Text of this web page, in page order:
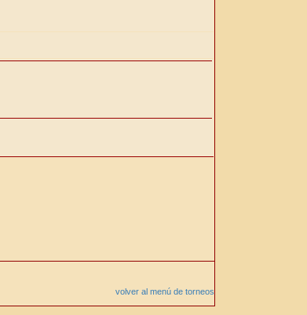
volver al menú de torneos